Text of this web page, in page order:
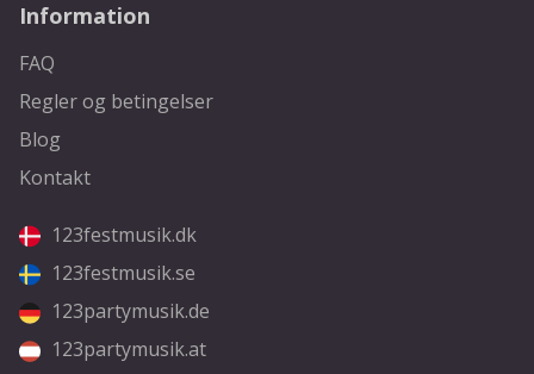
Information
FAQ
Regler og betingelser
Blog
Kontakt
123festmusik.dk
123festmusik.se
123partymusik.de
123partymusik.at